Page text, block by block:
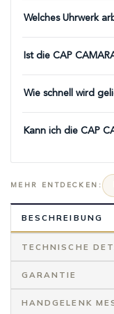
Welches Uhrwerk
Ist die CAP
Wie schnell wird
Kann ich die CAP
MEHR ENTDECKEN:
BESCHREIBUNG
TECHNISCHE
GARANTIE
HANDGELENK